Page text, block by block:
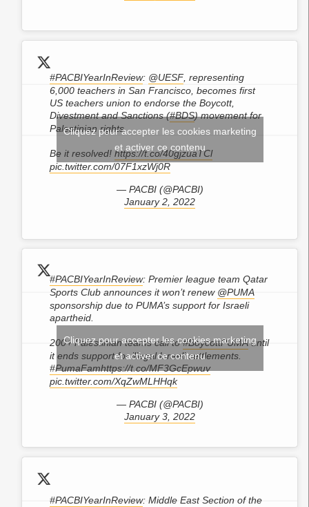
#PACBIYearInReview: @UESF , representing
6,000 teachers in San Francisco, becomes first
US teachers union to endorse the Boycott,
Divestment and Sanctions (#BDS) movement for
Palestinian rights.
Be it resolved! https://t.co/40gjzuaTCl
pic.twitter.com/07F1xzWj0R
— PACBI (@PACBI)
January 2, 2022
Cliquez pour accepter les cookies marketing
et activer ce contenu
#PACBIYearInReview: Premier league team Qatar
Sports Club announces it won’t renew @PUMA
sponsorship due to PUMA’s support for Israeli
apartheid.
200+ Palestinian teams call to#BoycottPUMAuntil
it ends support for illegal Israeli settlements.
#PumaFamhttps://t.co/MF3GcEpwuv
pic.twitter.com/XqZwMLHHqk
— PACBI (@PACBI)
January 3, 2022
Cliquez pour accepter les cookies marketing
et activer ce contenu
#PACBIYearInReview: Middle East Section of the